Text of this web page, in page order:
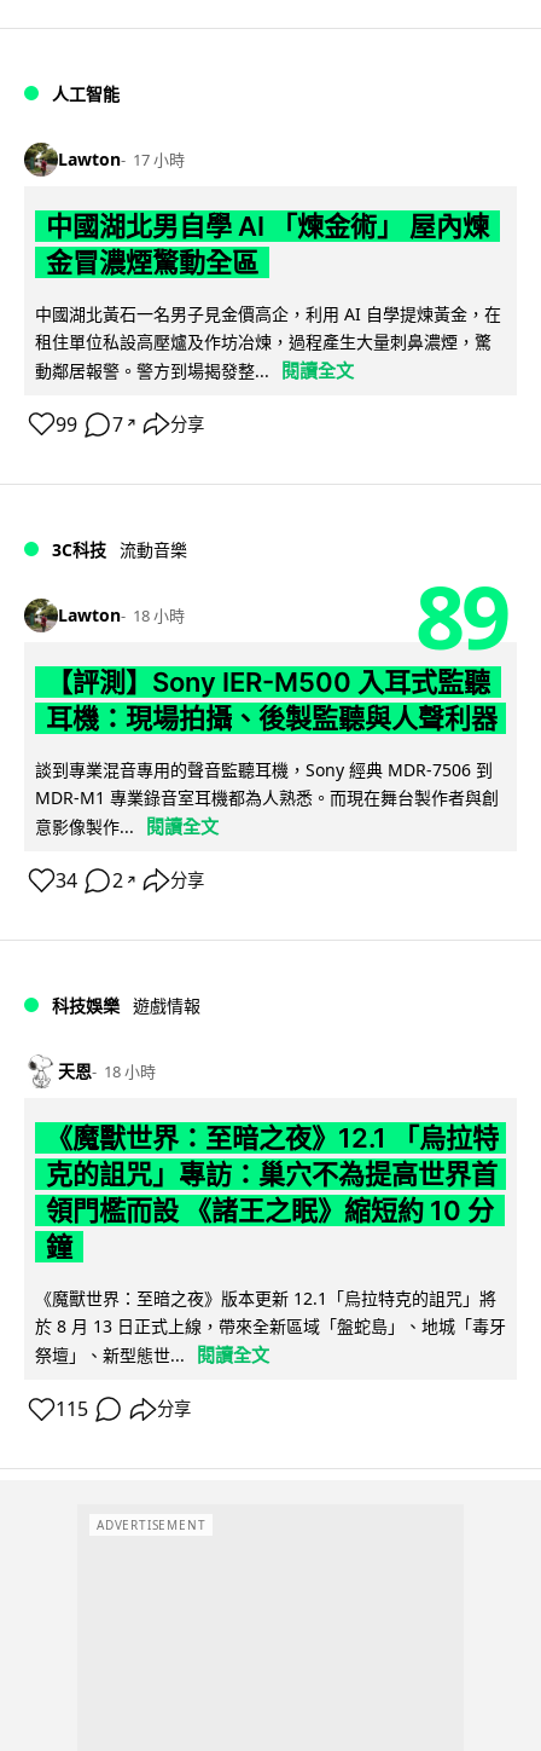
人工智能
Lawton 17 小時
中國湖北男自學 AI 「煉金術」 屋內煉
金冒濃煙驚動全區
中國湖北黃石一名男子見金價高企，利用 AI 自學提煉黃金，在
租住單位私設高壓爐及作坊冶煉，過程產生大量刺鼻濃煙，驚
動鄰居報警。警方到場揭發整...
閱讀全文
99 7 ↗ 分享
3C科技 流動音樂
Lawton 18 小時 89
【評測】Sony IER-M500 入耳式監聽
耳機：現場拍攝、後製監聽與人聲利器
談到專業混音專用的聲音監聽耳機，Sony 經典 MDR-7506 到
MDR-M1 專業錄音室耳機都為人熟悉。而現在舞台製作者與創
意影像製作...
閱讀全文
34 2 ↗ 分享
科技娛樂 遊戲情報
天恩 18 小時
《魔獸世界：至暗之夜》12.1 「烏拉特
克的詛咒」專訪：巢穴不為提高世界首
領門檻而設 《諸王之眠》縮短約 10 分
鐘
《魔獸世界：至暗之夜》版本更新 12.1「烏拉特克的詛咒」將
於 8 月 13 日正式上線，帶來全新區域「盤蛇島」、地城「毒牙
祭壇」、新型態世...
閱讀全文
115 分享
ADVERTISEMENT